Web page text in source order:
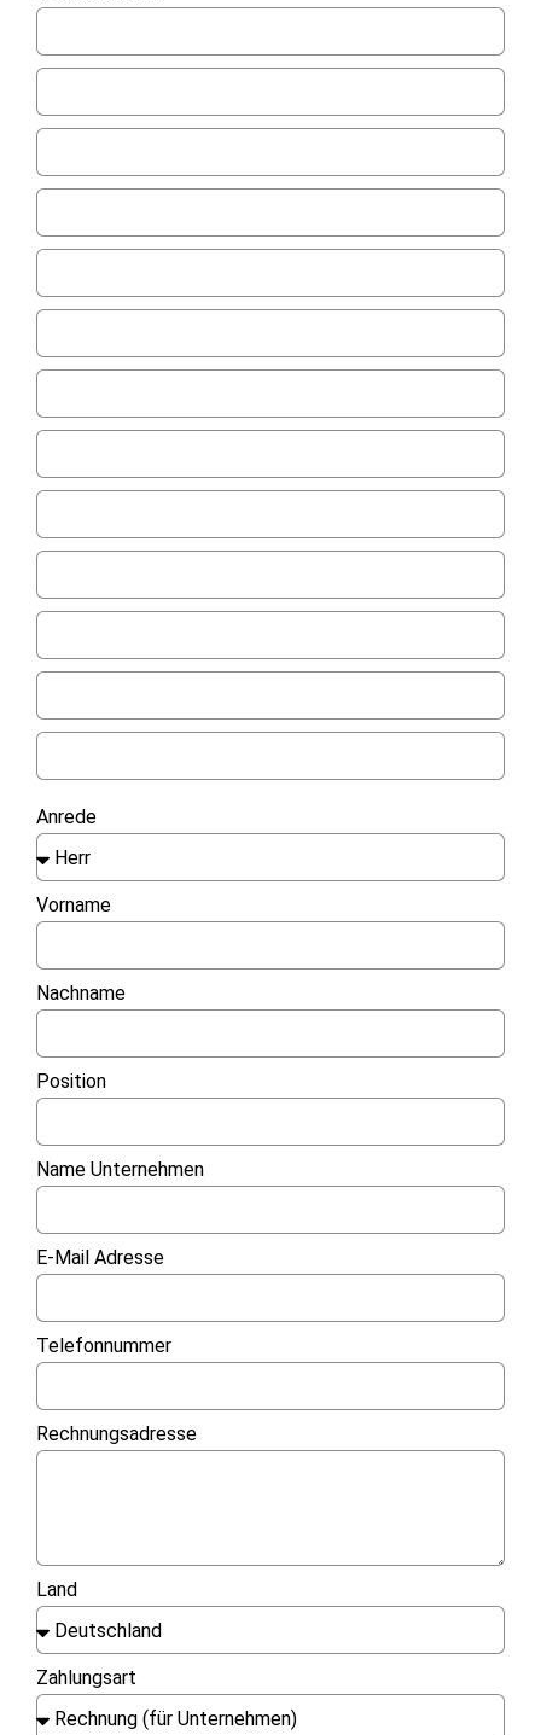
Anrede
Vorname
Nachname
Position
Name Unternehmen
E-Mail Adresse
Telefonnummer
Rechnungsadresse
Land
Zahlungsart